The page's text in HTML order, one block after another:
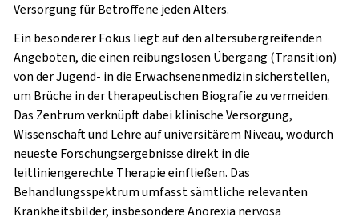
Versorgung für Betroffene jeden Alters.
Ein besonderer Fokus liegt auf denaltersübergreifenden
Angeboten, die einen reibungslosen Übergang (Transition)
von der Jugend- in die Erwachsenenmedizin sicherstellen,
um Brüche in der therapeutischen Biografie zu vermeiden.
Das Zentrum verknüpft dabei klinischeVersorgung,
Wissenschaft und Lehreauf universitärem Niveau, wodurch
neueste Forschungsergebnisse direkt in die
leitliniengerechte Therapie einfließen. Das
Behandlungsspektrum umfasst sämtliche relevanten
Krankheitsbilder, insbesondere Anorexia nervosa